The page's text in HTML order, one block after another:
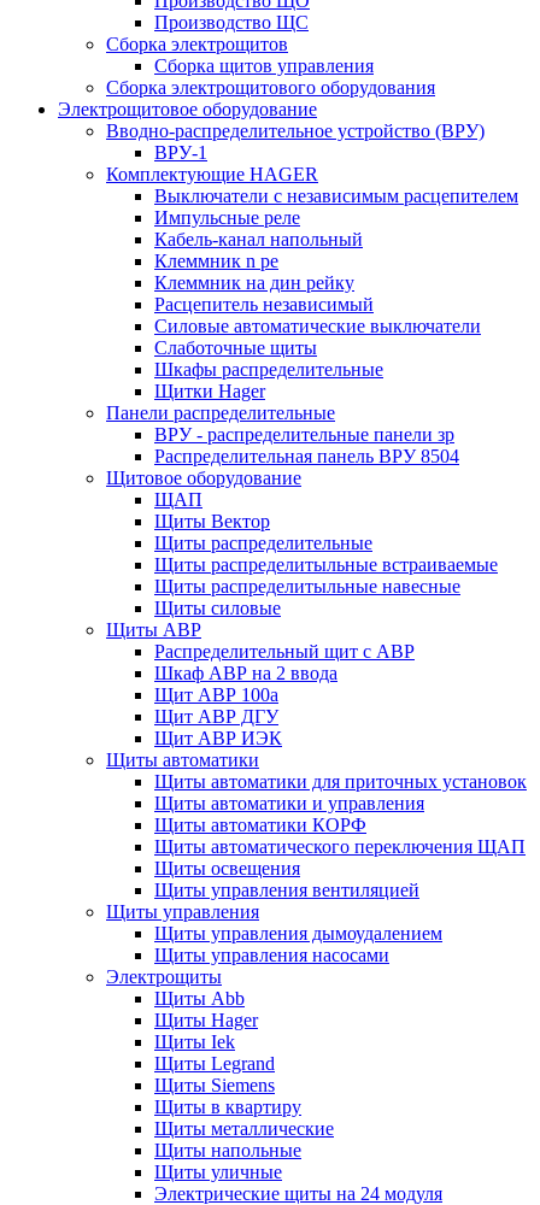
Производство ЩС
Сборка электрощитов
Сборка щитов управления
Сборка электрощитового оборудования
Электрощитовое оборудование
Вводно-распределительное устройство (ВРУ)
ВРУ-1
Комплектующие HAGER
Выключатели с независимым расцепителем
Импульсные реле
Кабель-канал напольный
Клеммник n pe
Клеммник на дин рейку
Расцепитель независимый
Силовые автоматические выключатели
Слаботочные щиты
Шкафы распределительные
Щитки Hager
Панели распределительные
ВРУ - распределительные панели зр
Распределительная панель ВРУ 8504
Щитовое оборудование
ЩАП
Щиты Вектор
Щиты распределительные
Щиты распределитыльные встраиваемые
Щиты распределитыльные навесные
Щиты силовые
Щиты АВР
Распределительный щит с АВР
Шкаф АВР на 2 ввода
Щит АВР 100а
Щит АВР ДГУ
Щит АВР ИЭК
Щиты автоматики
Щиты автоматики для приточных установок
Щиты автоматики и управления
Щиты автоматики КОРФ
Щиты автоматического переключения ЩАП
Щиты освещения
Щиты управления вентиляцией
Щиты управления
Щиты управления дымоудалением
Щиты управления насосами
Электрощиты
Щиты Abb
Щиты Hager
Щиты Iek
Щиты Legrand
Щиты Siemens
Щиты в квартиру
Щиты металлические
Щиты напольные
Щиты уличные
Электрические щиты на 24 модуля